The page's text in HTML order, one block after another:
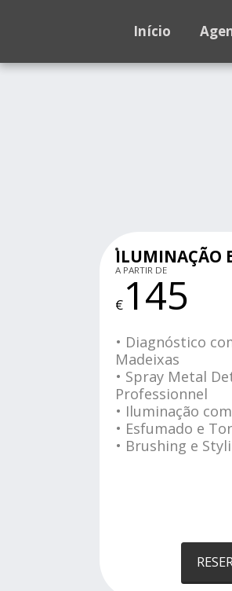
Início
ILUMINAÇÃO
A PARTIR DE
€ 145
• Diagnóstico
Madeixas
• Spray Metal
Professionnel
• Iluminação
• Esfumado e
• Brushing e